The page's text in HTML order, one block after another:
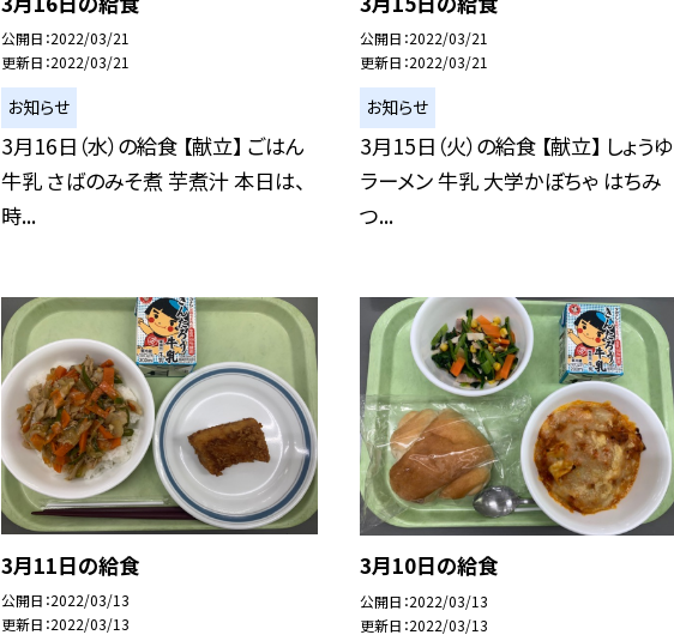
公開日 2022/03/21
更新日 2022/03/21
お知らせ
3月16日（水）の給食 【献立】 ごはん
牛乳 さばのみそ煮 芋煮汁 本日は、
時...
公開日 2022/03/21
更新日 2022/03/21
お知らせ
3月15日（火）の給食 【献立】 しょうゆ
ラーメン 牛乳 大学かぼちゃ はちみ
つ...
3月11日の給食
公開日 2022/03/13
更新日 2022/03/13
3月10日の給食
公開日 2022/03/13
更新日 2022/03/13